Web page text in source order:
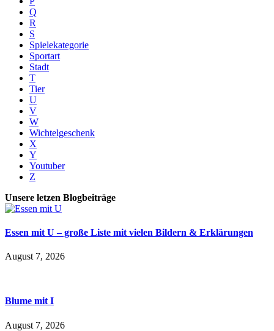
Q
R
S
Spielekategorie
Sportart
Stadt
T
Tier
U
V
W
Wichtelgeschenk
X
Y
Youtuber
Z
Unsere letzen Blogbeiträge
Essen mit U – große Liste mit vielen Bildern & Erklärungen
August 7, 2026
Blume mit I
August 7, 2026